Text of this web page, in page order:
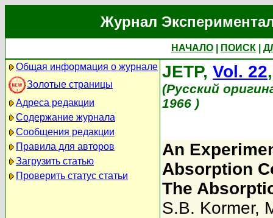
Журнал
НАЧАЛО ПОИСК
Общая информация о журнале
Золотые страницы
Адреса редакции
Содержание журнала
Сообщения редакции
Правила для авторов
Загрузить статью
Проверить статус статьи
JETP, Vol. 22
(Русский
1966 )
An
Absorption
The
S.B. Kormer,